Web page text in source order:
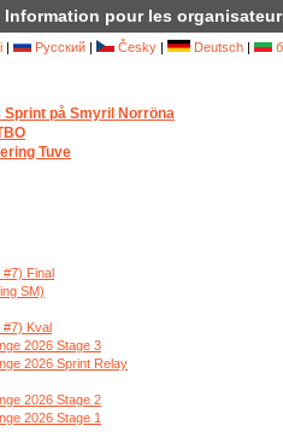
Information pour les
| Русский | Česky | Deutsch |
Sprint på Smyril Norröna
Tuve
#7) Final
SM)
#7) Kval
2026 Stage 3
2026 Sprint Relay
2026 Stage 2
2026 Stage 1